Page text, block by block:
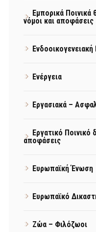
Εμπορικά Ποινικά
νόμοι και αποφάσεις
Ενδοοικογενειακή
Ενέργεια
Εργασιακά –
Εργατικό Ποινικό
αποφάσεις
Ευρωπαϊκή Ένωση
Ευρωπαϊκό
Ζώα – Φιλόζωοι